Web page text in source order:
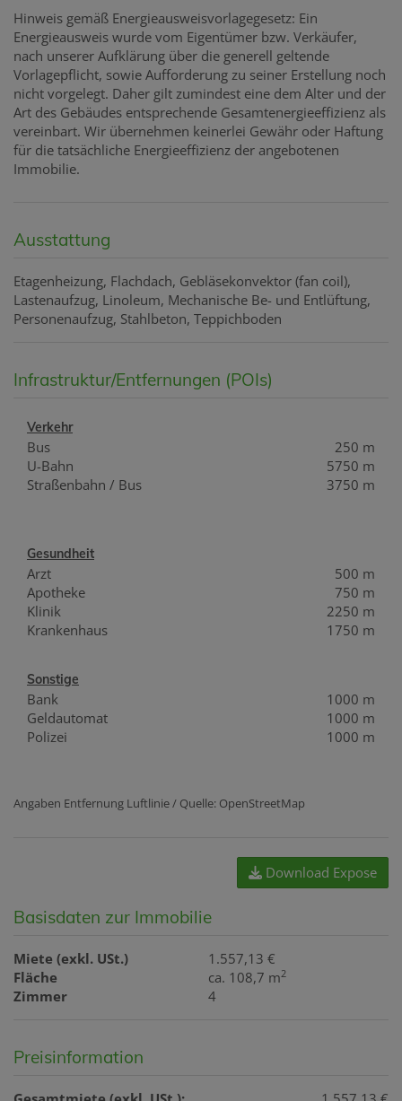
Hinweis gemäß Energieausweisvorlagegesetz: Ein
Energieausweis wurde vom Eigentümer bzw. Verkäufer,
nach unserer Aufklärung über die generell geltende
Vorlagepflicht, sowie Aufforderung zu seiner Erstellung noch
nicht vorgelegt. Daher gilt zumindest eine dem Alter und der
Art des Gebäudes entsprechende Gesamtenergieeffizienz als
vereinbart. Wir übernehmen keinerlei Gewähr oder Haftung
für die tatsächliche Energieeffizienz der angebotenen
Immobilie.
Ausstattung
Etagenheizung Flachdach Gebläsekonvektor (fan coil)
Lastenaufzug Linoleum Mechanische Be- und Entlüftung
Personenaufzug Stahlbeton Teppichboden
Infrastruktur/Entfernungen (POIs)
Verkehr
Bus
250 m
U-Bahn
5750 m
Straßenbahn / Bus
3750 m
Gesundheit
Arzt
500 m
Apotheke
750 m
Klinik
2250 m
Krankenhaus
1750 m
Sonstige
Bank
1000 m
Geldautomat
1000 m
Polizei
1000 m
Angaben Entfernung Luftlinie / Quelle: OpenStreetMap
Download Expose
Basisdaten zur Immobilie
Miete (exkl. USt.)
1.557,13 €
Fläche
ca. 108,7 m2
Zimmer 4
Preisinformation